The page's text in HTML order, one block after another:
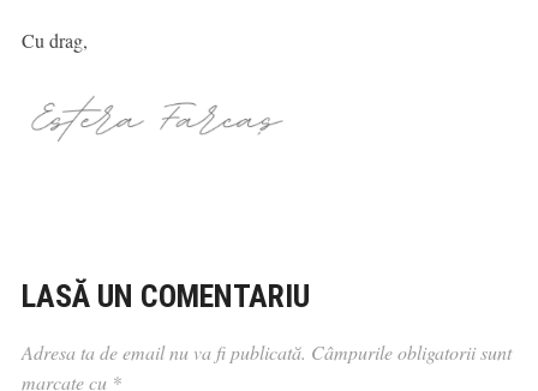
Cu drag,
LASĂ UN COMENTARIU
Adresa ta de email nu va fi publicată. Câmpurile obligatorii sunt
marcate cu *